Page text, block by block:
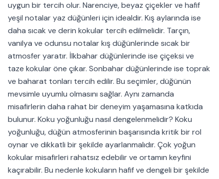
uygun bir tercih olur. Narenciye, beyaz çiçekler ve hafif
yeşil notalar yaz düğünleri için idealdir. Kış aylarında ise
daha sıcak ve derin kokular tercih edilmelidir. Tarçın,
vanilya ve odunsu notalar kış düğünlerinde sıcak bir
atmosfer yaratır. İlkbahar düğünlerinde ise çiçeksi ve
taze kokular öne çıkar. Sonbahar düğünlerinde ise toprak
ve baharat tonları tercih edilir. Bu seçimler, düğünün
mevsimle uyumlu olmasını sağlar. Aynı zamanda
misafirlerin daha rahat bir deneyim yaşamasına katkıda
bulunur. Koku yoğunluğu nasıl dengelenmelidir? Koku
yoğunluğu, düğün atmosferinin başarısında kritik bir rol
oynar ve dikkatli bir şekilde ayarlanmalıdır. Çok yoğun
kokular misafirleri rahatsız edebilir ve ortamın keyfini
kaçırabilir. Bu nedenle kokuların hafif ve dengeli bir şekilde